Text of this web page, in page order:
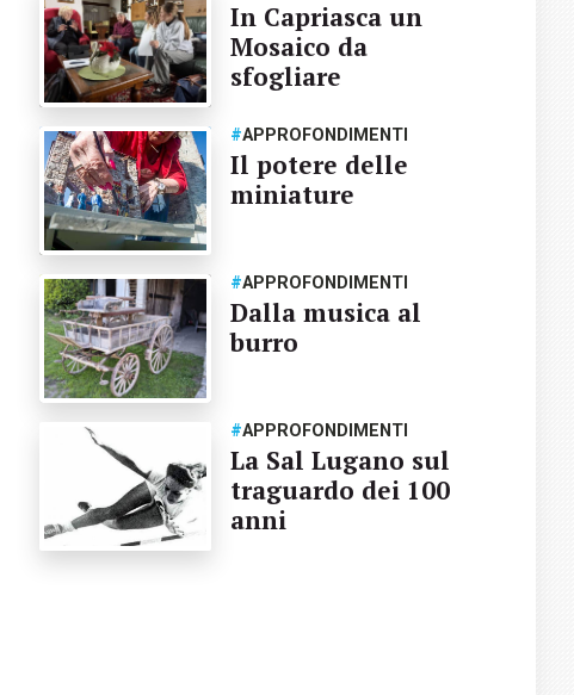
In Capriasca un
Mosaico da
sfogliare
#APPROFONDIMENTI
Il potere delle
miniature
#APPROFONDIMENTI
Dalla musica al
burro
#APPROFONDIMENTI
La Sal Lugano sul
traguardo dei 100
anni